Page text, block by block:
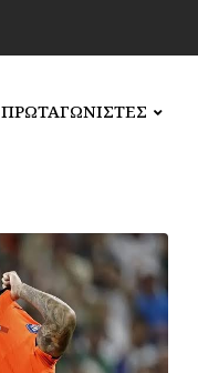
ΠΡΩΤΑΓΩΝΙΣΤΕΣ